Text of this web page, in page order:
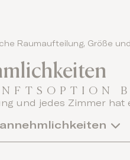
Raumaufteilung, Größe
und jedes Zimmer hat